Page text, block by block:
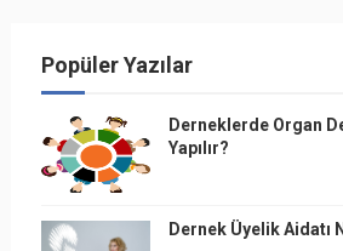
Popüler Yazılar
Derneklerde Organ
Yapılır?
Dernek Üyelik Aidatı